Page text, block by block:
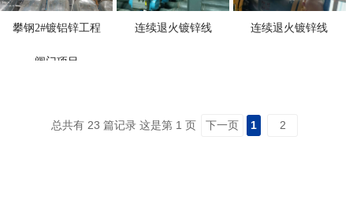
攀钢2#镀铝锌工程
阀门项目
连续退火镀锌线 连续退火镀锌线
总共有 23 篇记录 这是第 1 页 下一页 1 2